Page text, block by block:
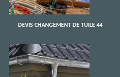
DEVIS CHANGEMENT DE TUILE 44